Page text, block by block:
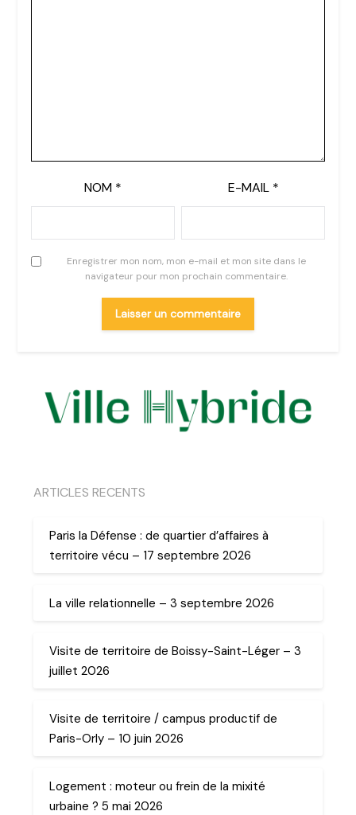
NOM * E-MAIL *
Enregistrer mon nom, mon e-mail et mon site dans le
navigateur pour mon prochain commentaire.
ARTICLES RECENTS
Paris la Défense : de quartier d’affaires à
territoire vécu – 17 septembre 2026
La ville relationnelle – 3 septembre 2026
Visite de territoire de Boissy-Saint-Léger – 3
juillet 2026
Visite de territoire / campus productif de
Paris-Orly – 10 juin 2026
Logement : moteur ou frein de la mixité
urbaine ? 5 mai 2026